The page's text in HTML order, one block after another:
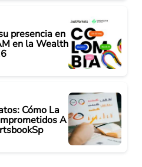
presencia en
en la Wealth
Cómo La
A